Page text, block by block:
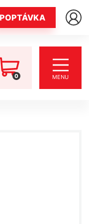
POPTÁVKA
0 MENU